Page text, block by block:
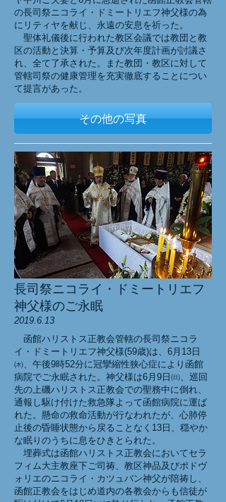
の長司祭ニコライ・ドミートリエフ神父様の為
にリティヤを献じ、永遠の安息を祈った。
聖体礼儀後に行われた教区会議では教団と教
区の活動と決算・予算及び次年度計画が討議さ
れ、全て了承された。また教団・教区に対して
管轄司祭の健康管理を充実徹底することについ
て提言があった。
その他の写真
長司祭ニコライ・ドミートリエフ
神父様のご永眠
2019.6.13
函館ハリストス正教会管轄の長司祭ニコラ
イ・ドミートリエフ神父様(59歳)は、6月13日
㈭、午後9時52分に冠攣縮性狭心症により函館
病院でご永眠された。神父様は6月9日㈰、巡回
先の上磯ハリストス正教会での聖務中に倒れ、
通報し駆け付けた救急隊よって函館病院に運ば
れた。懸命の救命活動が行なわれたが、心肺停
止後の昏睡状態から戻ることなく13日、穏やか
な眠りのうちに息をひきとられた。
埋葬式は函館ハリストス正教会においてセラ
フィム大主教座下ご司祷、教区神品及びポドヴ
ォリエのニコライ・カツュバン神父が陪祷し、
函館正教会をはじめ道内の各教会からも信徒が